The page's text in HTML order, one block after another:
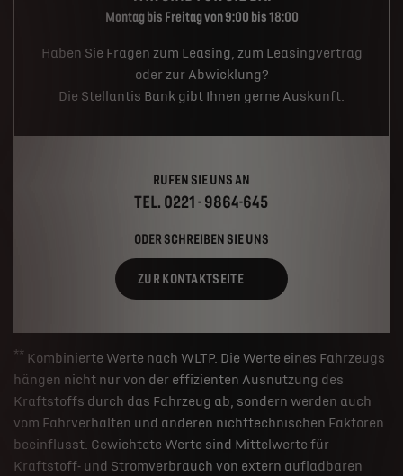
Montag bis Freitag von 9:00 bis 18:00
Haben Sie Fragen zum Leasing, zum Leasingvertrag
oder zur Abwicklung?
Die Stellantis Bank gibt Ihnen gerne Auskunft.
RUFEN SIE UNS AN
TEL. 0221 - 9864-645
ODER SCHREIBEN SIE UNS
ZUR KONTAKTSEITE
** Kombinierte Werte nach WLTP. Die Werte eines Fahrzeugs
hängen nicht nur von der effizienten Ausnutzung des
Kraftstoffs durch das Fahrzeug ab, sondern werden auch
vom Fahrverhalten und anderen nichttechnischen Faktoren
beeinflusst. Gewichtete Werte sind Mittelwerte für
Kraftstoff- und Stromverbrauch von extern aufladbaren